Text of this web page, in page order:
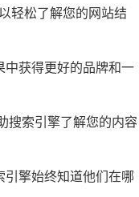
轻松了解您的网站结
获得更好的品牌和一
搜索引擎了解您的内容
擎始终知道他们在哪